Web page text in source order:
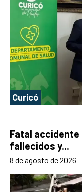
Curicó
Fatal
fallecidos y...
8 de agosto de 2026